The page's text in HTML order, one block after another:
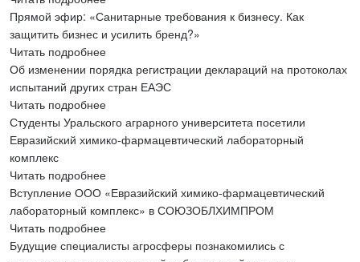
Прямой эфир: «Санитарные требования к бизнесу. Как
защитить бизнес и усилить бренд?»
Читать подробнее
Об изменении порядка регистрации деклараций на протоколах
испытаний других стран ЕАЭС
Читать подробнее
Студенты Уральского аграрного университета посетили
Евразийский химико-фармацевтический лабораторный
комплекс
Читать подробнее
Вступление ООО «Евразийский химико-фармацевтический
лабораторный комплекс» в СОЮЗОБЛХИМПРОМ
Читать подробнее
Будущие специалисты агросферы познакомились с